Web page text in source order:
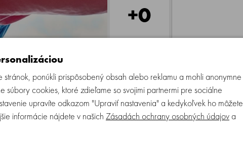
+0
Recenzie (0) Opýtajte sa!
ponúkli prispôsobený obsah alebo reklamu a mohli anonymne
súbory cookies, ktoré zdieľame so svojimi partnermi pre sociálne
upravíte odkazom "Upraviť nastavenia" a kedykoľvek ho môžete
informácie nájdete v našich Zásadách ochrany osobných údajova